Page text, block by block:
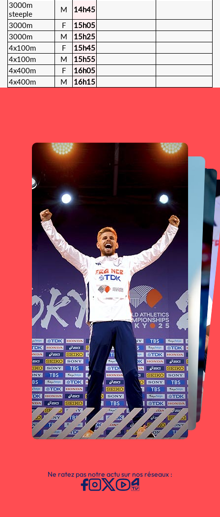
3000m
steeple
M
14h45
3000m
F
15h05
3000m
M
15h25
4x100m
F
15h45
4x100m
M
15h55
4x400m
F
16h05
4x400m
M 16h15
Ne ratez pas notre actu sur nos réseaux :